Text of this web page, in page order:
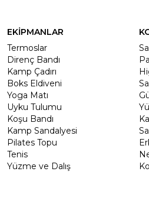
EKİPMANLAR
Termoslar
Direnç Bandı
Kamp Çadırı
Boks Eldiveni
Yoga Matı
Uyku Tulumu
Koşu Bandı
Kamp Sandalyesi
Pilates Topu
Tenis
Yüzme ve Dalış